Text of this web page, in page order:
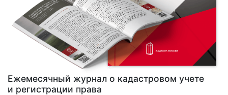
Ежемесячный журнал о кадастровом учете
и регистрации права